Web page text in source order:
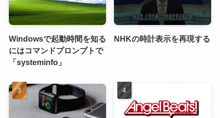
Windowsで起動時間を知る
にはコマンドプロンプトで
「systeminfo」
NHKの時計表示を再現する